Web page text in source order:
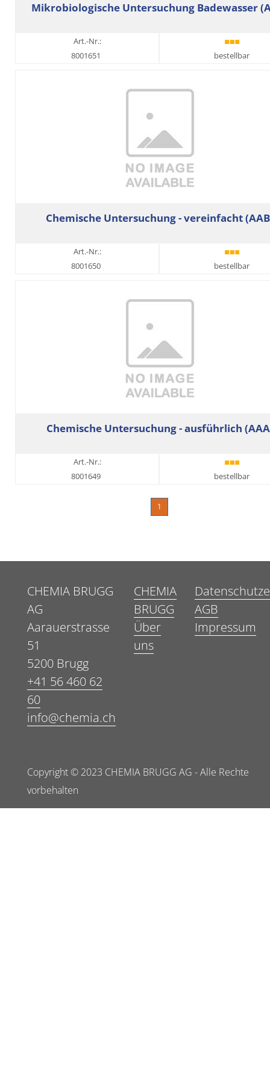
Mikrobiologische Untersuchung Badewasser
Art.-Nr.:
8001651
bestellbar
Chemische Untersuchung - vereinfacht
Art.-Nr.:
8001650
bestellbar
Chemische Untersuchung - ausführlich
Art.-Nr.:
8001649
bestellbar
1
CHEMIA BRUGG
AG
Aarauerstrasse
51
5200 Brugg
+41 56 460 62
60
info@chemia.ch
CHEMIA
BRUGG
Über
uns
AGB
Impressum
Copyright © 2023 CHEMIA BRUGG AG - Alle Rechte
vorbehalten